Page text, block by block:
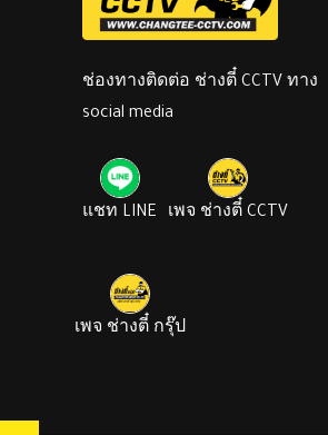
ช่องทางติดต่อ ช่างตี๋ CCTV ทาง
social media
แชท LINE เพจ ช่างตี๋ CCTV
เพจ ช่างตี๋ กรุ๊ป